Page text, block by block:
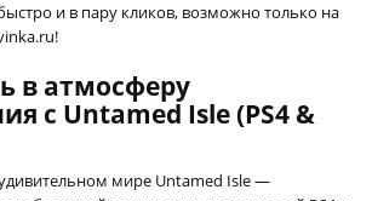
и в пару кликов, возможно только на
в атмосферу
с Untamed Isle (PS4 &
мире Untamed Isle —